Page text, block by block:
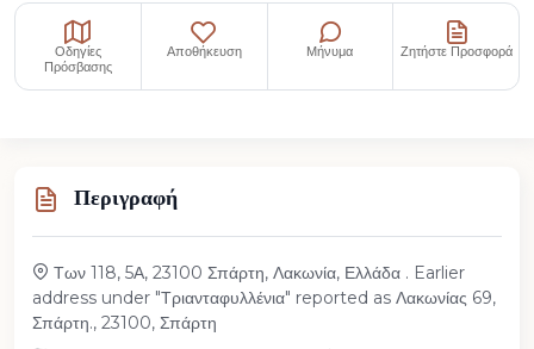
Οδηγίες
Πρόσβασης
Αποθήκευση Μήνυμα Ζητήστε Προσφορά
Περιγραφή
Των 118, 5Α, 23100 Σπάρτη, Λακωνία, Ελλάδα . Earlier
address under "Τριανταφυλλένια" reported as Λακωνίας 69,
Σπάρτη., 23100, Σπάρτη